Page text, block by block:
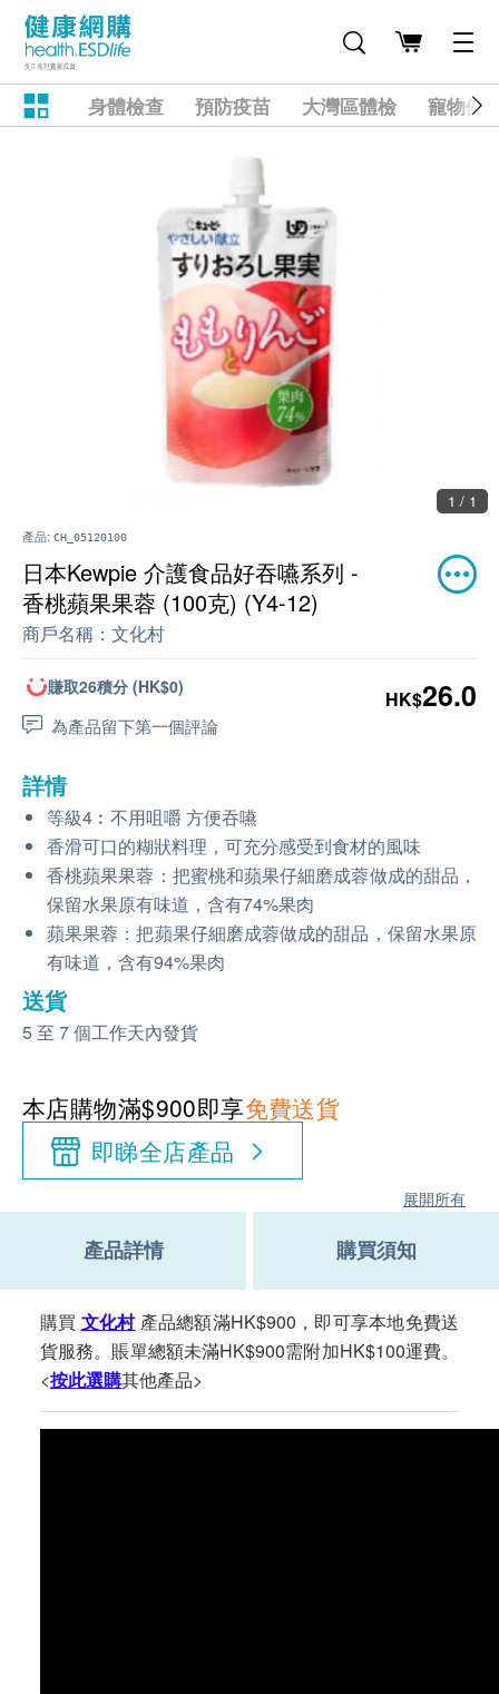
身體檢查 預防疫苗 大灣區體檢 寵物健
1 / 1
產品: CH_05120100
日本Kewpie 介護食品好吞嚥系列 -
香桃蘋果果蓉 (100克) (Y4-12)
商戶名稱： 文化村
賺取26積分 (HK$0)
為產品留下第一個評論
HK$26.0
詳情
等級4︰不用咀嚼 方便吞嚥
香滑可口的糊狀料理，可充分感受到食材的風味
香桃蘋果果蓉： 把蜜桃和蘋果仔細磨成蓉做成的甜品，
保留水果原有味道，含有74%果肉
蘋果果蓉：把蘋果仔細磨成蓉做成的甜品，保留水果原
有味道，含有94%果肉
送貨
5 至 7 個工作天內發貨
本店購物滿$900即享免費送貨
即睇全店產品
展開所有
產品詳情 購買須知
購買 文化村產品總額滿HK$900，即可享本地免費送
貨服務。賬單總額未滿HK$900需附加HK$100運費。
<按此選購其他產品>